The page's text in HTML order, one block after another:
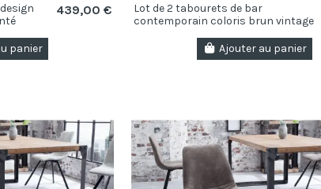
439,00 €
panier
Lot de 2 tabourets de bar
contemporain coloris brun vintage
Ajouter au panier